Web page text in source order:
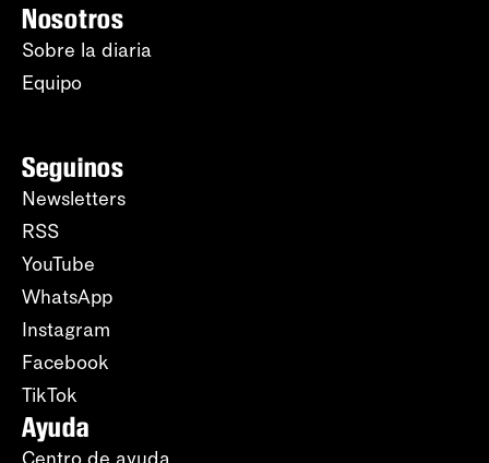
Nosotros
Sobre la diaria
Equipo
Seguinos
Newsletters
RSS
YouTube
WhatsApp
Instagram
Facebook
TikTok
Ayuda